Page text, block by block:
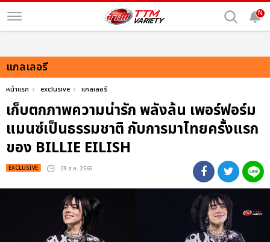
N
แกลเลอรี
หน้าแรก exclusive แกลเลอรี
เก็บตกภาพความน่ารัก พลังล้น เพอร์ฟอร์ม
แมนซ์เป็นธรรมชาติ กับการมาไทยครั้งแรก
ของ BILLIE EILISH
EXCLUSIVE : 29 ส.ค. 2565